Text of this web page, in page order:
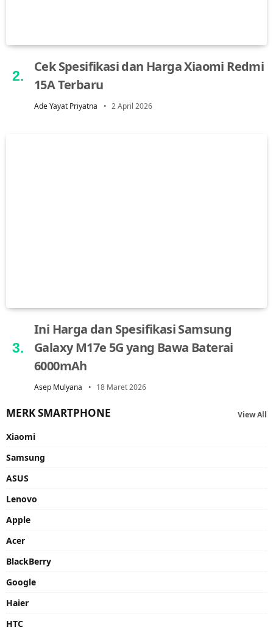
Cek Spesifikasi dan Harga Xiaomi Redmi
15A Terbaru
Ade Yayat Priyatna 2 April 2026
Ini Harga dan Spesifikasi Samsung
Galaxy M17e 5G yang Bawa Baterai
6000mAh
Asep Mulyana 18 Maret 2026
MERK SMARTPHONE View All
Xiaomi
Samsung
ASUS
Lenovo
Apple
Acer
BlackBerry
Google
Haier
HTC